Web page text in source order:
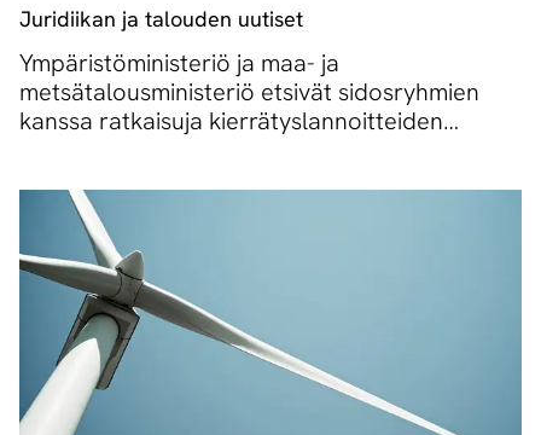
Juridiikan ja talouden uutiset
Ympäristöministeriö ja maa- ja
metsätalousministeriö etsivät sidosryhmien
kanssa ratkaisuja kierrätyslannoitteiden